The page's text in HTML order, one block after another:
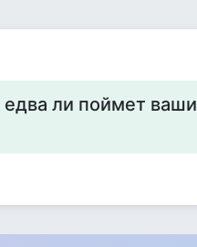
ли поймет ваши